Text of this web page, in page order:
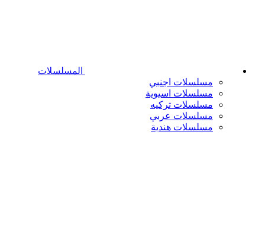
المسلسلات
مسلسلات اجنبي
مسلسلات اسيوية
مسلسلات تركيه
مسلسلات عربي
مسلسلات هندية